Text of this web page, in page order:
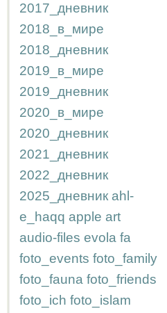
2017_дневник
2018_в_мире
2018_дневник
2019_в_мире
2019_дневник
2020_в_мире
2020_дневник
2021_дневник
2022_дневник
2025_дневник ahl-
e_haqq apple art
audio-files evola fa
foto_events foto_family
foto_fauna foto_friends
foto_ich foto_islam